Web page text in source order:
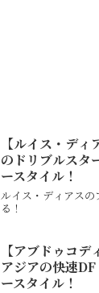
【ルイス・デ
のドリブルスタ
ースタイル！
ルイス・ディアス
る！
【アブドゥコデ
アジアの快速
ースタイル！